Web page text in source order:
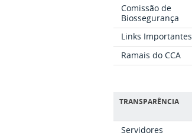
Comissão de
Biossegurança
Links Importantes
Ramais do CCA
TRANSPARÊNCIA
Servidores